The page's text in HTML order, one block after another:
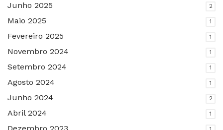
Junho 2025 2
Maio 2025 1
Fevereiro 2025 1
Novembro 2024 1
Setembro 2024 1
Agosto 2024 1
Junho 2024 2
Abril 2024 1